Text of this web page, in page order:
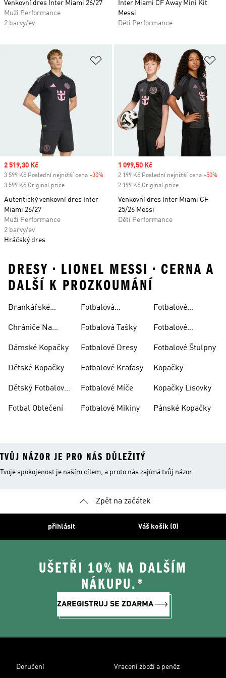
Venkovní dres Inter Miami 26/27
Muži Performance
2 barvy/ev
Inter Miami CF Away Mini Kit
Messi
Děti Performance
Přidat do seznamu přání
Sale price
2 519,30 Kč
3 599 Kč Poslední nejnižší cena -30% Discount
3 599 Kč Original price
Autentický venkovní dres Inter
Miami 26/27
Muži Performance
2 barvy/ev
Hráčský dres
Sale price
1 099,50 Kč
2 199 Kč Poslední nejnižší cena -50%
2 199 Kč Original price
Venkovní dres Inter Miami CF
25/26 Messi
Děti Performance
DRESY • LIONEL MESSI • CERNA A
DALŠÍ K PROZKOUMÁNÍ
Brankářské
Chrániče Na
Dámské Kopačky
Dětské Kopačky
Dětský Fotbalový
Fotbal Oblečení
Fotbalová
Fotbalová Tašky
Fotbalové Dresy
Fotbalové Kraťasy
Fotbalové Míče
Fotbalové Mikiny
Fotbalové
Fotbalové
Fotbalové Štulpny
Kopačky
Kopačky Lisovky
Pánské Kopačky
TVŮJ NÁZOR JE PRO NÁS DŮLEŽITÝ
Tvoje spokojenost je naším cílem, a proto nás zajímá tvůj názor.
Zpět na začátek
přihlásit Váš košík (0)
UŠETŘI 10% NA DALŠÍM
NÁKUPU.*
ZAREGISTRUJ SE ZDARMA
Doručení Vracení zboží a peněz